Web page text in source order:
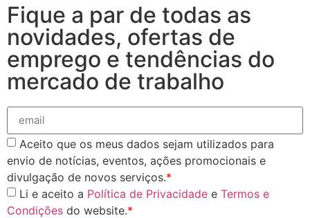
Fique a par de todas as
novidades, ofertas de
emprego e tendências do
mercado de trabalho
Aceito que os meus dados sejam utilizados para
envio de notícias, eventos, ações promocionais e
divulgação de novos serviços.*
Li e aceito a Política de Privacidade e Termos e
Condições do website.*